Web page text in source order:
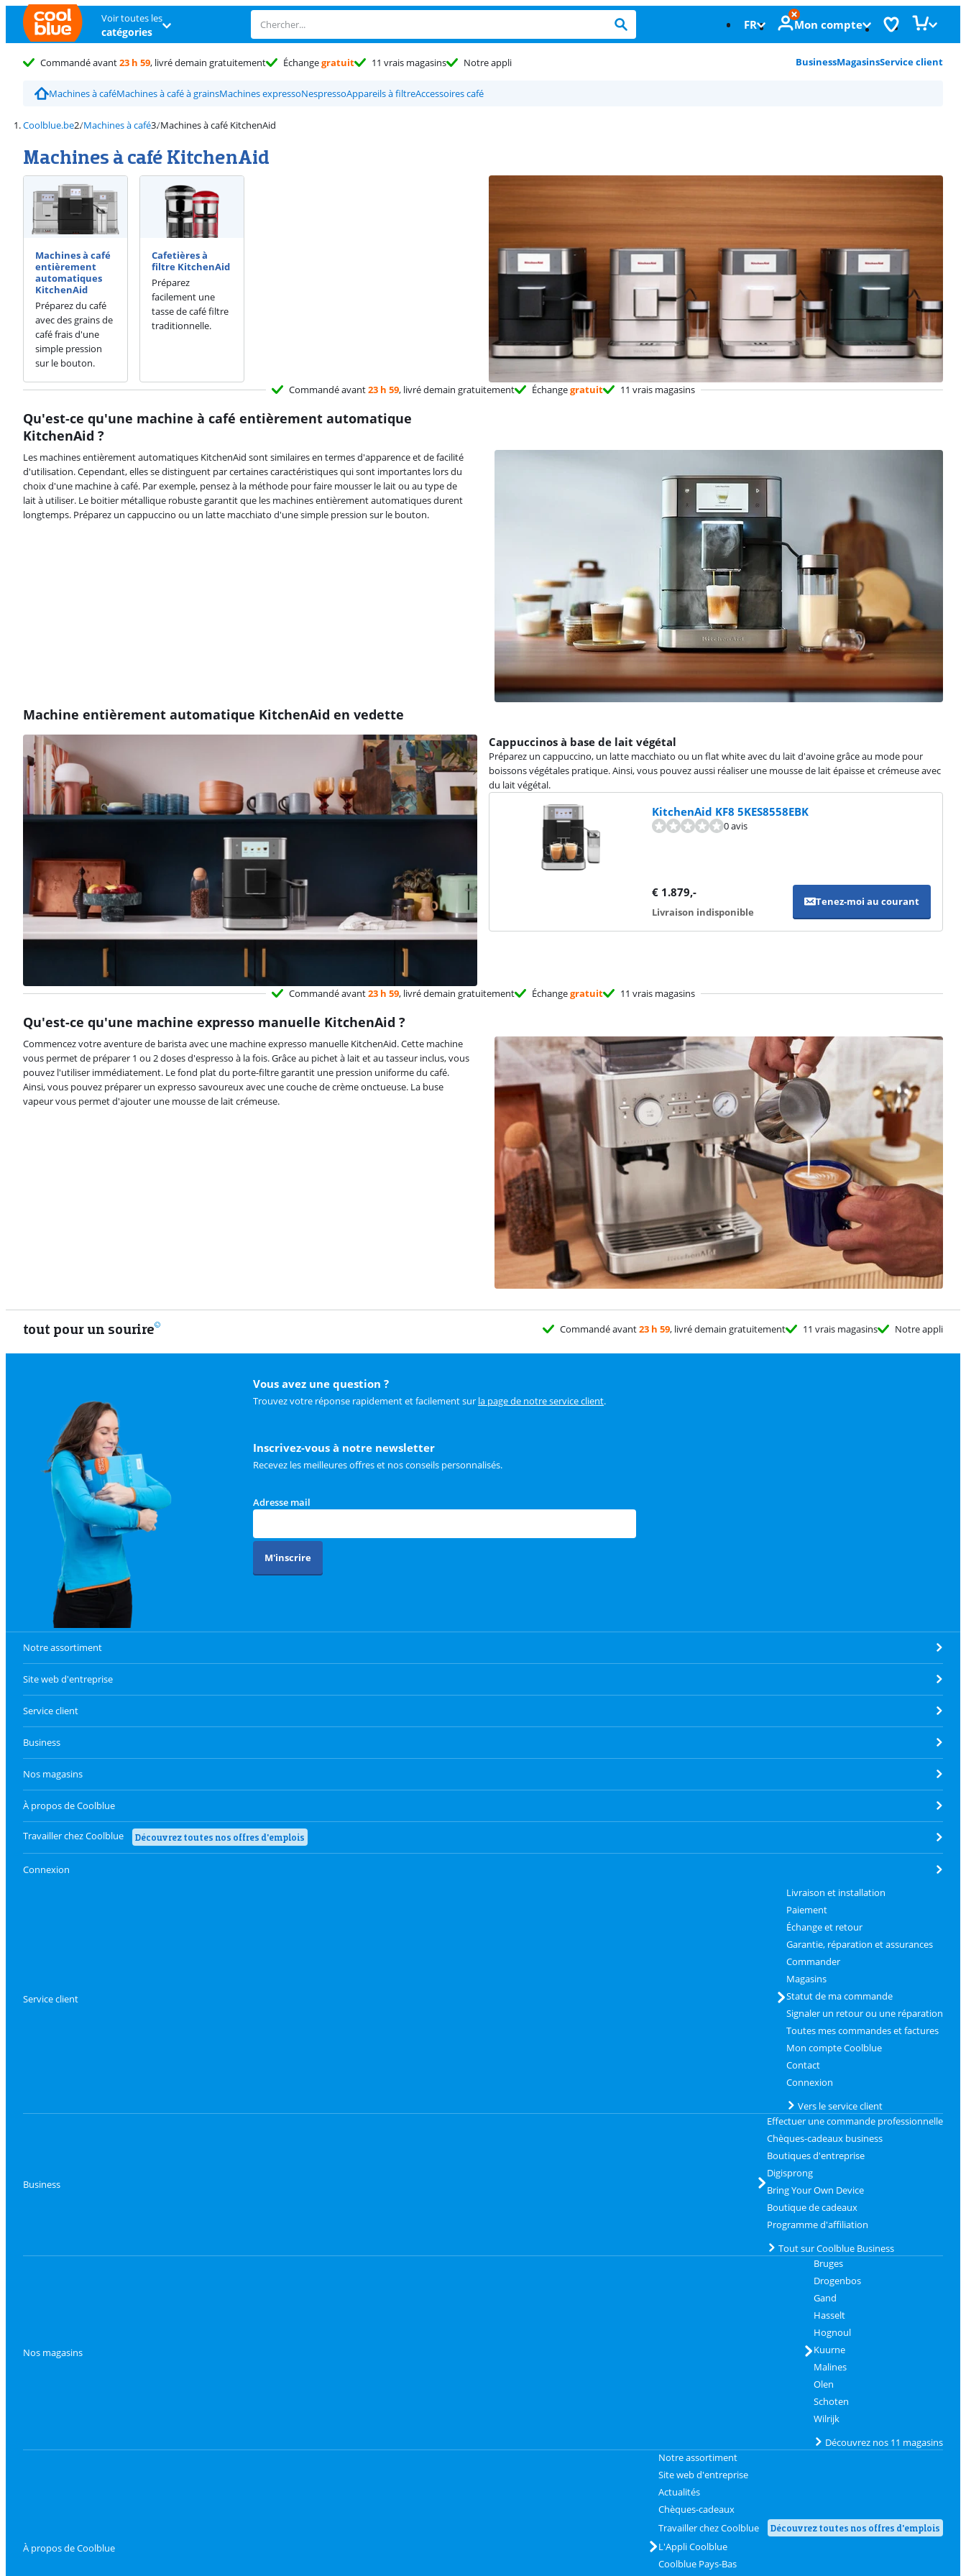
Voir toutes les
catégories FR Mon compte
Commandé avant23 h 59, livré demain gratuitement Échangegratuit 11 vrais magasins Notre appli BusinessMagasinsService client
Machines à caféMachines à café à grainsMachines expressoNespressoAppareils à filtreAccessoires café
Coolblue.be Machines à café Machines à café KitchenAid
Machines à café KitchenAid
Machines à café
entièrement
automatiques
KitchenAid
Préparez du café
avec des grains de
café frais d'une
simple pression
sur le bouton.
Cafetières à
filtre KitchenAid
Préparez
facilement une
tasse de café filtre
traditionnelle.
Commandé avant23 h 59, livré demain gratuitement Échangegratuit 11 vrais magasins
Qu'est-ce qu'une machine à café entièrement automatique
KitchenAid ?
Les machines entièrement automatiques KitchenAid sont similaires en termes d'apparence et de facilité
d'utilisation. Cependant, elles se distinguent par certaines caractéristiques qui sont importantes lors du
choix d'une machine à café. Par exemple, pensez à la méthode pour faire mousser le lait ou au type de
lait à utiliser. Le boitier métallique robuste garantit que les machines entièrement automatiques durent
longtemps. Préparez un cappuccino ou un latte macchiato d'une simple pression sur le bouton.
Machine entièrement automatique KitchenAid en vedette
Cappuccinos à base de lait végétal
Préparez un cappuccino, un latte macchiato ou un flat white avec du lait d'avoine grâce au mode pour
boissons végétales pratique. Ainsi, vous pouvez aussi réaliser une mousse de lait épaisse et crémeuse avec
du lait végétal.
KitchenAid KF8 5KES8558EBK
0 avis
€ 1.879,-
Livraison indisponible
Tenez-moi au courant
Commandé avant23 h 59, livré demain gratuitement Échangegratuit 11 vrais magasins
Qu'est-ce qu'une machine expresso manuelle KitchenAid ?
Commencez votre aventure de barista avec une machine expresso manuelle KitchenAid. Cette machine
vous permet de préparer 1 ou 2 doses d'espresso à la fois. Grâce au pichet à lait et au tasseur inclus, vous
pouvez l'utiliser immédiatement. Le fond plat du porte-filtre garantit une pression uniforme du café.
Ainsi, vous pouvez préparer un expresso savoureux avec une couche de crème onctueuse. La buse
vapeur vous permet d'ajouter une mousse de lait crémeuse.
tout pour un sourire Commandé avant23 h 59, livré demain gratuitement 11 vrais magasins Notre appli
Vous avez une question ?
Trouvez votre réponse rapidement et facilement sur la page de notre service client.
Inscrivez-vous à notre newsletter
Recevez les meilleures offres et nos conseils personnalisés.
Adresse mail
M'inscrire
Notre assortiment
Site web d'entreprise
Service client
Business
Nos magasins
À propos de Coolblue
Travailler chez Coolblue Découvrez toutes nos offres d'emplois
Connexion
Service client
Livraison et installation
Paiement
Échange et retour
Garantie, réparation et assurances
Commander
Magasins
Statut de ma commande
Signaler un retour ou une réparation
Toutes mes commandes et factures
Mon compte Coolblue
Contact
Connexion
Vers le service client
Business
Effectuer une commande professionnelle
Chèques-cadeaux business
Boutiques d'entreprise
Digisprong
Bring Your Own Device
Boutique de cadeaux
Programme d'affiliation
Tout sur Coolblue Business
Nos magasins
Bruges
Drogenbos
Gand
Hasselt
Hognoul
Kuurne
Malines
Olen
Schoten
Wilrijk
Découvrez nos 11 magasins
À propos de Coolblue
Notre assortiment
Site web d'entreprise
Actualités
Chèques-cadeaux
Travailler chez Coolblue
Découvrez toutes nos offres d'emplois
L'Appli Coolblue
Coolblue Pays-Bas